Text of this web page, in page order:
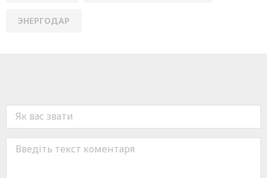
ЭНЕРГОДАР